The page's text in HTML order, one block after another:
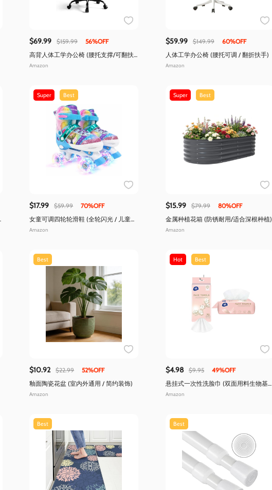
$69.99 $159.99
56%OFF
高背人体工学办公椅 (腰托支撑/可翻扶
手)
Amazon
$59.99 $149.99
60%OFF
人体工学办公椅 (腰托可调 / 翻折扶手)
Amazon
Super Best
$17.99 $59.99
70%OFF
女童可调四轮轮滑鞋 (全轮闪光 / 儿童休
闲滑行)
Amazon
Super Best
$15.99 $79.99
80%OFF
金属种植花箱 (防锈耐用/适合深根种植)
Amazon
Best
$10.92 $22.99
52%OFF
釉面陶瓷花盆 (室内外通用 / 简约装饰)
Amazon
Hot Best
$4.98 $9.95
49%OFF
悬挂式一次性洗脸巾 (双面用料生物基材
质)
Amazon
Best Best